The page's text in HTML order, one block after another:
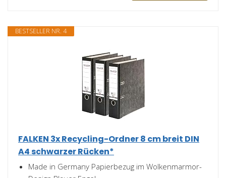
BESTSELLER NR. 4
FALKEN 3x Recycling-Ordner 8 cm breit DIN
A4 schwarzer Rücken*
Made in Germany Papierbezug im Wolkenmarmor-